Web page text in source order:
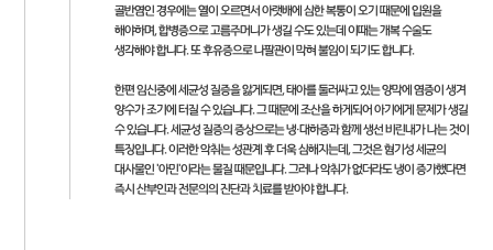
골반염인 경우에는 열이 오르면서 아랫배에 심한 복통이 오기 때문에 입원을
해야하며, 합병증으로 고름주머니가 생길 수도 있는데 이때는 개복 수술도
생각해야 합니다. 또 후유증으로 나팔관이 막혀 불임이 되기도 합니다.
한편 임신중에 세균성 질증을 앓게되면, 태아를 둘러싸고 있는 양막에 염증이 생겨
양수가 조기에 터질 수 있습니다. 그 때문에 조산을 하게되어 아기에게 문제가 생길
수 있습니다. 세균성 질증의 증상으로는 냉·대하증과 함께 생선 비린내가 나는 것이
특징입니다. 이러한 악취는 성관계 후 더욱 심해지는데, 그것은 혐기성 세균의
대사물인 '아민'이라는 물질 때문입니다. 그러나 악취가 없더라도 냉이 증가했다면
즉시 산부인과 전문의의 진단과 치료를 받아야 합니다.